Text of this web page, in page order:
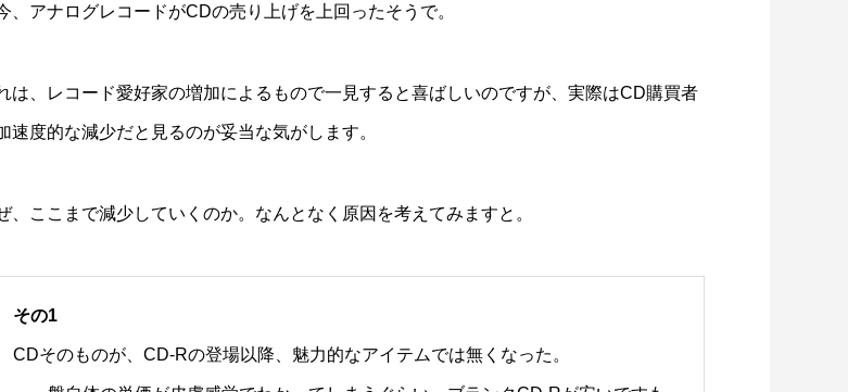
、アナログレコードがCDの売り上げを上回ったそうで。
は、レコード愛好家の増加によるもので一見すると喜ばしいのですが、実際はCD購買者
速度的な減少だと見るのが妥当な気がします。
、ここまで減少していくのか。なんとなく原因を考えてみますと。
その1
CDそのものが、CD-Rの登場以降、魅力的なアイテムでは無くなった。
ー ～森の熊さん大好き、駆除
映画レビュー ～設定出オチのわけわから